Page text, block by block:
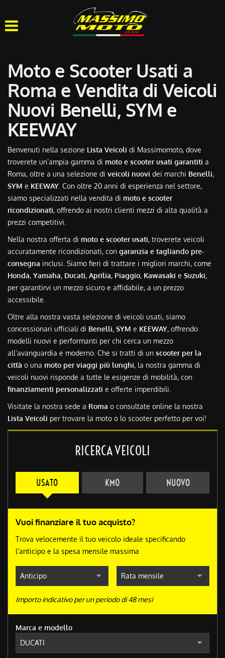
LISTA VEICOLI
OFFICINA
ACQUISTIAMO USATO
ASSISTENZA
Moto e Scooter Usati a
Roma e Vendita di Veicoli
Nuovi Benelli, SYM e
KEEWAY
Benvenuti nella sezione Lista Veicoli di Massimomoto, dove
troverete un’ampia gamma di moto e scooter usati garantiti a
Roma, oltre a una selezione di veicoli nuovi dei marchi Benelli,
SYM e KEEWAY . Con oltre 20 anni di esperienza nel settore,
siamo specializzati nella vendita di moto e scooter
ricondizionati, offrendo ai nostri clienti mezzi di alta qualità a
prezzi competitivi.
Nella nostra offerta di moto e scooter usati, troverete veicoli
accuratamente ricondizionati, con garanzia e tagliando pre-
consegna inclusi. Siamo fieri di trattare i migliori marchi, come
Honda, Yamaha, Ducati, Aprilia, Piaggio, Kawasaki e Suzuki,
per garantirvi un mezzo sicuro e affidabile, a un prezzo
accessibile.
Oltre alla nostra vasta selezione di veicoli usati, siamo
concessionari ufficiali di Benelli, SYM e KEEWAY, offrendo
modelli nuovi e performanti per chi cerca un mezzo
all’avanguardia e moderno. Che si tratti di un scooter per la
città o una moto per viaggi più lunghi, la nostra gamma di
veicoli nuovi risponde a tutte le esigenze di mobilità, con
finanziamenti personalizzati e offerte imperdibili.
Visitate la nostra sede a Roma o consultate online la nostra
Lista Veicoli per trovare la moto o lo scooter perfetto per voi!
RICERCA VEICOLI
USATO KM0 NUOVO
Vuoi finanziare il tuo acquisto?
Trova velocemente il tuo veicolo ideale specificando
l'anticipo e la spesa mensile massima
Importo indicativo per un periodo di 48 mesi
Marca e modello